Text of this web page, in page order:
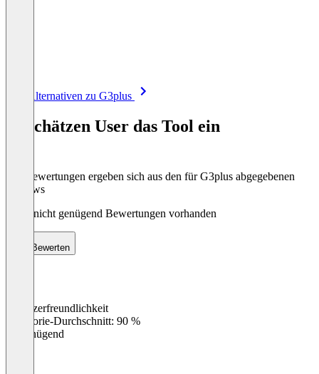
Alle Alternativen zu G3plus
So schätzen User das Tool ein
Die Bewertungen ergeben sich aus den für G3plus abgegebenen
Reviews
Noch nicht genügend Bewertungen vorhanden
Bewerten
Benutzerfreundlichkeit
Kategorie-Durchschnitt: 90 %
Ungenügend